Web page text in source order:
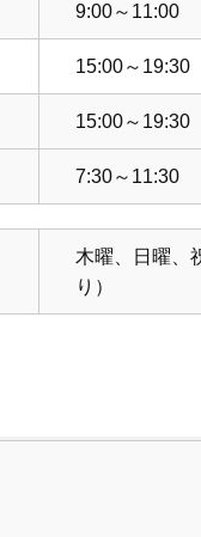
9:00～11:00
15:00～19:30
15:00～19:30
7:30～11:30
木曜、日曜、
り）